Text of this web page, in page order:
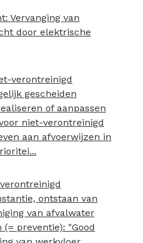
Vervanging van
door elektrische
verontreinigd
gescheiden
of aanpassen
niet-verontreinigd
aan afvoerwijzen in
ontstaan van
van afvalwater
preventie): "Good